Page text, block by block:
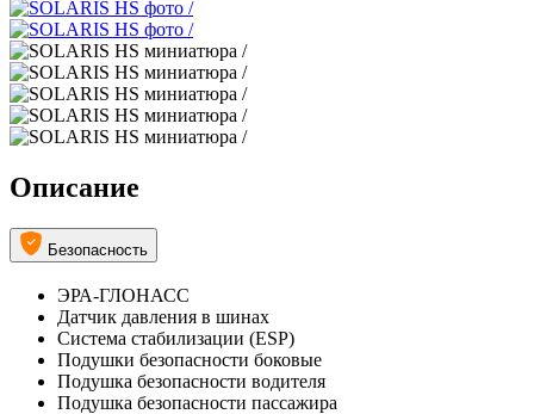
Описание
Безопасность
ЭРА-ГЛОНАСС
Датчик давления в шинах
Система стабилизации (ESP)
Подушки безопасности боковые
Подушка безопасности водителя
Подушка безопасности пассажира